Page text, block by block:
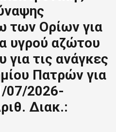
των Ορίων για
υγρού αζώτου
για τις ανάγκες
Πατρών για
07/2026-
Διακ.: